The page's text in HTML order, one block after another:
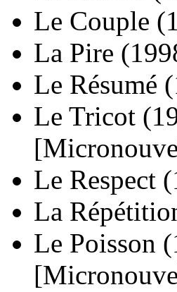
Le Couple
La Pire
Le Résumé
Le Tricot
Le Respect
La
Le Poisson